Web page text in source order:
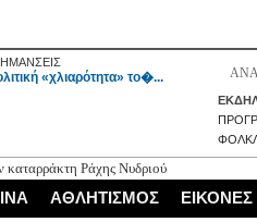
«χλιαρότητα» το�...
καταρράκτη Ράχης Νυδριού
Δεκαπενταύγουστου
ΑΘΛΗΤΙΣΜΟΣ